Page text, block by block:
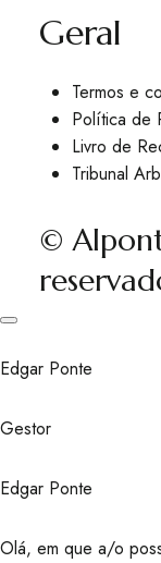
Geral
Termos e
Política de
Livro de
Tribunal
©
Edgar Ponte
Gestor
Edgar Ponte
Olá, em que a/o